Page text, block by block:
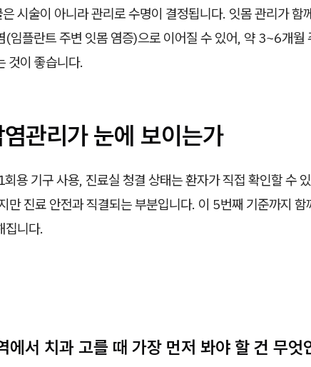
시술이 아니라 관리로 수명이 결정됩니다. 잇몸 관리가 함
(임플란트 주변 잇몸 염증)으로 이어질 수 있어, 약 3~6개월
것이 좋습니다.
관리가 눈에 보이는가
용 기구 사용, 진료실 청결 상태는 환자가 직접 확인할 수
만 진료 안전과 직결되는 부분입니다. 이 5번째 기준까지 함
집니다.
에서 치과 고를 때 가장 먼저 봐야 할 건 무엇